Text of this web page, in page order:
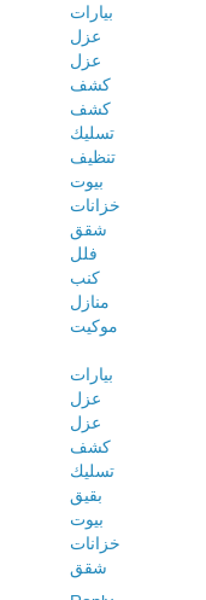
بيارات
عزل
عزل
كشف
كشف
تسليك
تنظيف
بيوت
خزانات
شقق
فلل
كنب
منازل
موكيت
بيارات
عزل
عزل
كشف
تسليك
بقيق
بيوت
خزانات
شقق